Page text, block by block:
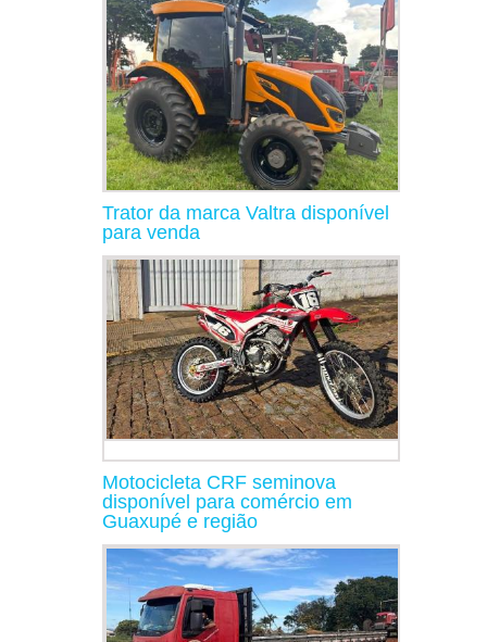
Trator da marca Valtra disponível
para venda
Motocicleta CRF seminova
disponível para comércio em
Guaxupé e região